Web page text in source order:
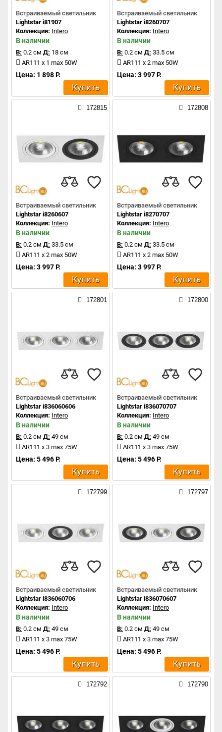
Встраиваемый светильник
Lightstar i81907
Коллекция: Intero
В наличии
В: 0.2 см Д: 18 см
AR111 x 1 max 50W
Цена: 1 898 Р.
Купить
Встраиваемый светильник
Lightstar i8260707
Коллекция: Intero
В наличии
В: 0.2 см Д: 33.5 см
AR111 x 2 max 50W
Цена: 3 997 Р.
Купить
172815
Встраиваемый светильник
Lightstar i8260607
Коллекция: Intero
В наличии
В: 0.2 см Д: 33.5 см
AR111 x 2 max 50W
Цена: 3 997 Р.
Купить
172808
Встраиваемый светильник
Lightstar i8270707
Коллекция: Intero
В наличии
В: 0.2 см Д: 33.5 см
AR111 x 2 max 50W
Цена: 3 997 Р.
Купить
172801
Встраиваемый светильник
Lightstar i836060606
Коллекция: Intero
В наличии
В: 0.2 см Д: 49 см
AR111 x 3 max 75W
Цена: 5 496 Р.
Купить
172800
Встраиваемый светильник
Lightstar i836070707
Коллекция: Intero
В наличии
В: 0.2 см Д: 49 см
AR111 x 3 max 75W
Цена: 5 496 Р.
Купить
172799
Встраиваемый светильник
Lightstar i836060706
Коллекция: Intero
В наличии
В: 0.2 см Д: 49 см
AR111 x 3 max 75W
Цена: 5 496 Р.
Купить
172797
Встраиваемый светильник
Lightstar i836070607
Коллекция: Intero
В наличии
В: 0.2 см Д: 49 см
AR111 x 3 max 75W
Цена: 5 496 Р.
Купить
172792 172790